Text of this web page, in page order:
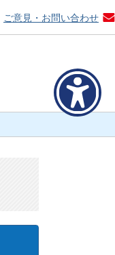
ご意見・お問い合わせ